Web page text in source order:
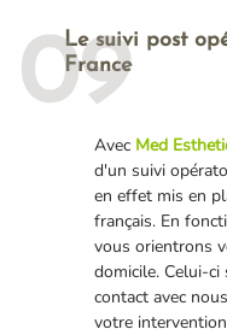
09
Le suivi post
France
Avec Med
d'un suivi
en effet mis en
français. En
vous orientrons
domicile. Celui-ci
contact avec
votre